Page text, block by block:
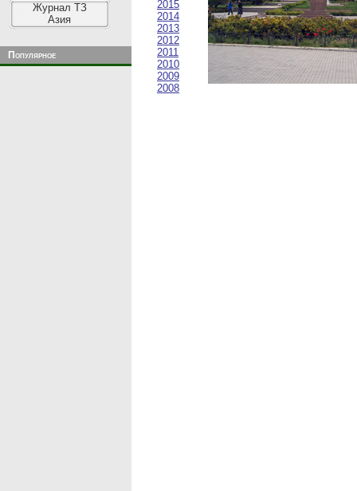
Журнал ТЗ
Азия
Популярное
2015
2014
2013
2012
2011
2010
2009
2008